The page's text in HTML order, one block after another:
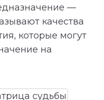
—
качества
которые могут
на